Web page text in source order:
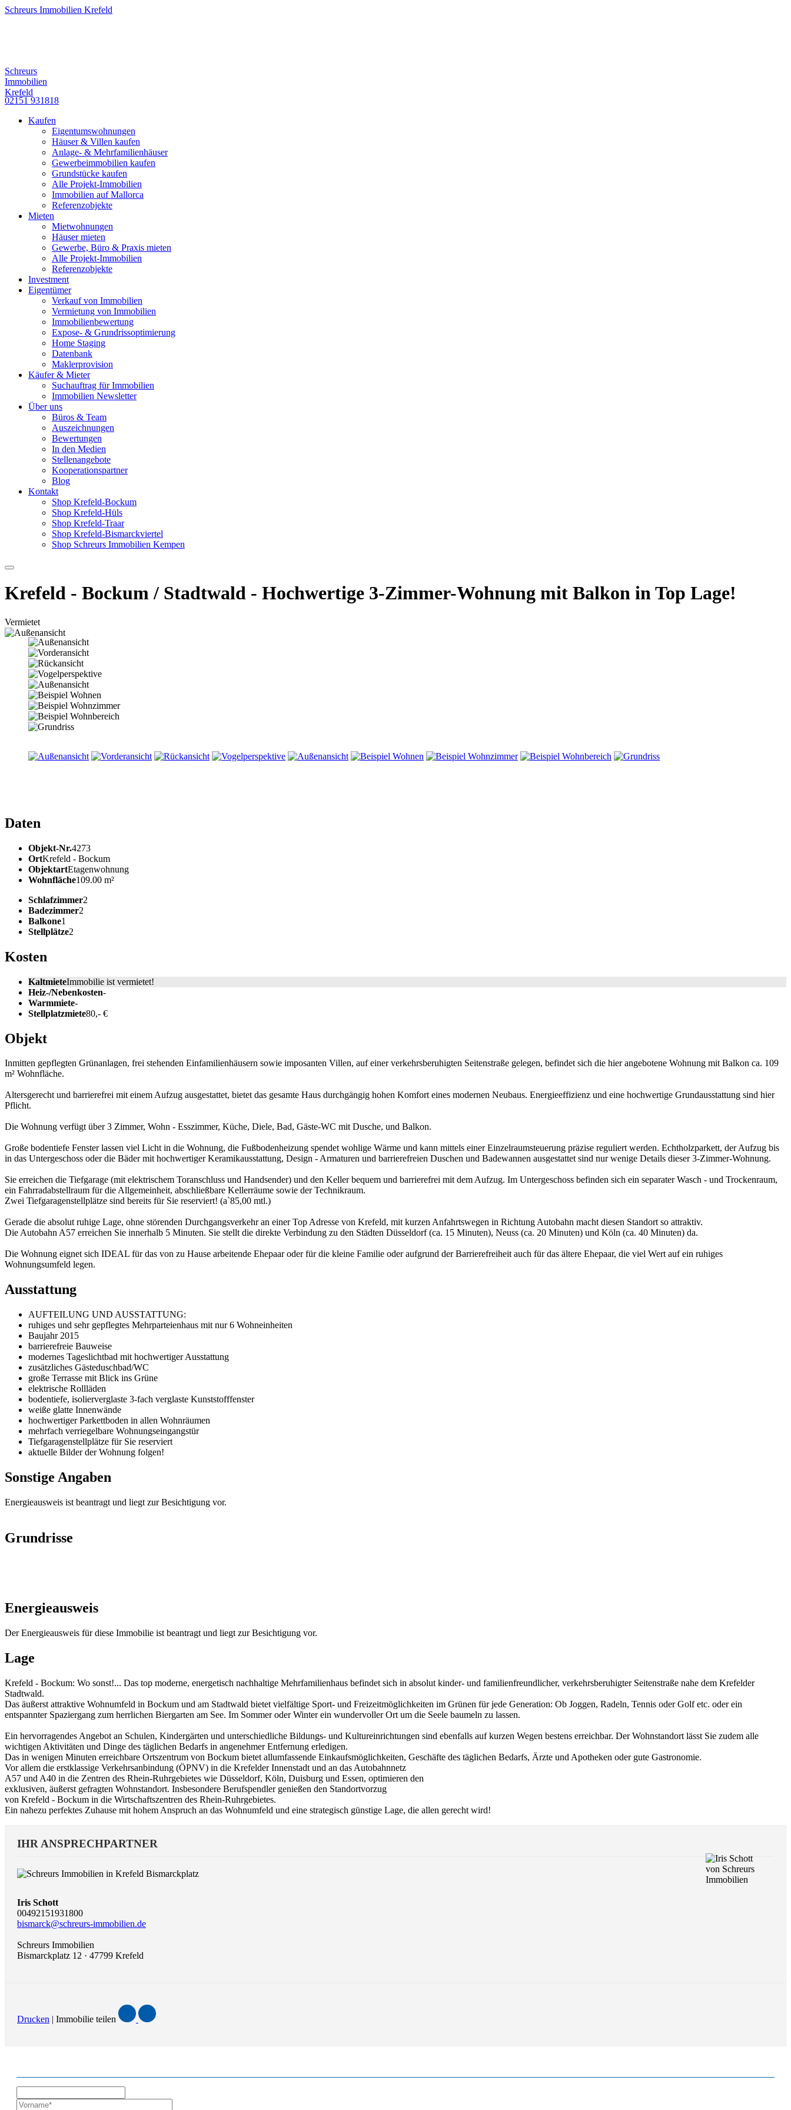
Schreurs Immobilien Krefeld
Schreurs
Immobilien
Krefeld
02151 931818
Kaufen
Eigentumswohnungen
Häuser & Villen kaufen
Anlage- & Mehrfamilienhäuser
Gewerbeimmobilien kaufen
Grundstücke kaufen
Alle Projekt-Immobilien
Immobilien auf Mallorca
Referenzobjekte
Mieten
Mietwohnungen
Häuser mieten
Gewerbe, Büro & Praxis mieten
Alle Projekt-Immobilien
Referenzobjekte
Investment
Eigentümer
Verkauf von Immobilien
Vermietung von Immobilien
Immobilienbewertung
Expose- & Grundrissoptimierung
Home Staging
Datenbank
Maklerprovision
Käufer & Mieter
Suchauftrag für Immobilien
Immobilien Newsletter
Über uns
Büros & Team
Auszeichnungen
Bewertungen
In den Medien
Stellenangebote
Kooperationspartner
Blog
Kontakt
Shop Krefeld-Bockum
Shop Krefeld-Hüls
Shop Krefeld-Traar
Shop Krefeld-Bismarckviertel
Shop Schreurs Immobilien Kempen
Krefeld - Bockum / Stadtwald - Hochwertige 3-Zimmer-Wohnung mit Balkon in Top Lage!
Vermietet
Daten
Objekt-Nr.4273
OrtKrefeld - Bockum
ObjektartEtagenwohnung
Wohnfläche109.00 m²
Schlafzimmer2
Badezimmer2
Balkone1
Stellplätze2
Kosten
KaltmieteImmobilie ist vermietet!
Heiz-/Nebenkosten-
Warmmiete-
Stellplatzmiete80,- €
Objekt
Inmitten gepflegten Grünanlagen, frei stehenden Einfamilienhäusern sowie imposanten Villen, auf einer verkehrsberuhigten Seitenstraße gelegen, befindet sich die hier angebotene Wohnung mit Balkon ca. 109
m² Wohnfläche.
Altersgerecht und barrierefrei mit einem Aufzug ausgestattet, bietet das gesamte Haus durchgängig hohen Komfort eines modernen Neubaus. Energieeffizienz und eine hochwertige Grundausstattung sind hier
Pflicht.
Die Wohnung verfügt über 3 Zimmer, Wohn - Esszimmer, Küche, Diele, Bad, Gäste-WC mit Dusche, und Balkon.
Große bodentiefe Fenster lassen viel Licht in die Wohnung, die Fußbodenheizung spendet wohlige Wärme und kann mittels einer Einzelraumsteuerung präzise reguliert werden. Echtholzparkett, der Aufzug bis
in das Untergeschoss oder die Bäder mit hochwertiger Keramikausstattung, Design - Armaturen und barrierefreien Duschen und Badewannen ausgestattet sind nur wenige Details dieser 3-Zimmer-Wohnung.
Sie erreichen die Tiefgarage (mit elektrischem Toranschluss und Handsender) und den Keller bequem und barrierefrei mit dem Aufzug. Im Untergeschoss befinden sich ein separater Wasch - und Trockenraum,
ein Fahrradabstellraum für die Allgemeinheit, abschließbare Kellerräume sowie der Technikraum.
Zwei Tiefgaragenstellplätze sind bereits für Sie reserviert! (a`85,00 mtl.)
Gerade die absolut ruhige Lage, ohne störenden Durchgangsverkehr an einer Top Adresse von Krefeld, mit kurzen Anfahrtswegen in Richtung Autobahn macht diesen Standort so attraktiv.
Die Autobahn A57 erreichen Sie innerhalb 5 Minuten. Sie stellt die direkte Verbindung zu den Städten Düsseldorf (ca. 15 Minuten), Neuss (ca. 20 Minuten) und Köln (ca. 40 Minuten) da.
Die Wohnung eignet sich IDEAL für das von zu Hause arbeitende Ehepaar oder für die kleine Familie oder aufgrund der Barrierefreiheit auch für das ältere Ehepaar, die viel Wert auf ein ruhiges
Wohnungsumfeld legen.
Ausstattung
AUFTEILUNG UND AUSSTATTUNG:
ruhiges und sehr gepflegtes Mehrparteienhaus mit nur 6 Wohneinheiten
Baujahr 2015
barrierefreie Bauweise
modernes Tageslichtbad mit hochwertiger Ausstattung
zusätzliches Gästeduschbad/WC
große Terrasse mit Blick ins Grüne
elektrische Rollläden
bodentiefe, isolierverglaste 3-fach verglaste Kunststofffenster
weiße glatte Innenwände
hochwertiger Parkettboden in allen Wohnräumen
mehrfach verriegelbare Wohnungseingangstür
Tiefgaragenstellplätze für Sie reserviert
aktuelle Bilder der Wohnung folgen!
Sonstige Angaben
Energieausweis ist beantragt und liegt zur Besichtigung vor.
Grundrisse
Energieausweis
Der Energieausweis für diese Immobilie ist beantragt und liegt zur Besichtigung vor.
Lage
Krefeld - Bockum: Wo sonst!... Das top moderne, energetisch nachhaltige Mehrfamilienhaus befindet sich in absolut kinder- und familienfreundlicher, verkehrsberuhigter Seitenstraße nahe dem Krefelder
Stadtwald.
Das äußerst attraktive Wohnumfeld in Bockum und am Stadtwald bietet vielfältige Sport- und Freizeitmöglichkeiten im Grünen für jede Generation: Ob Joggen, Radeln, Tennis oder Golf etc. oder ein
entspannter Spaziergang zum herrlichen Biergarten am See. Im Sommer oder Winter ein wundervoller Ort um die Seele baumeln zu lassen.
Ein hervorragendes Angebot an Schulen, Kindergärten und unterschiedliche Bildungs- und Kultureinrichtungen sind ebenfalls auf kurzen Wegen bestens erreichbar. Der Wohnstandort lässt Sie zudem alle
wichtigen Aktivitäten und Dinge des täglichen Bedarfs in angenehmer Entfernung erledigen.
Das in wenigen Minuten erreichbare Ortszentrum von Bockum bietet allumfassende Einkaufsmöglichkeiten, Geschäfte des täglichen Bedarfs, Ärzte und Apotheken oder gute Gastronomie.
Vor allem die erstklassige Verkehrsanbindung (ÖPNV) in die Krefelder Innenstadt und an das Autobahnnetz
A57 und A40 in die Zentren des Rhein-Ruhrgebietes wie Düsseldorf, Köln, Duisburg und Essen, optimieren den
exklusiven, äußerst gefragten Wohnstandort. Insbesondere Berufspendler genießen den Standortvorzug
von Krefeld - Bockum in die Wirtschaftszentren des Rhein-Ruhrgebietes.
Ein nahezu perfektes Zuhause mit hohem Anspruch an das Wohnumfeld und eine strategisch günstige Lage, die allen gerecht wird!
IHR ANSPRECHPARTNER
Iris Schott
00492151931800
bismarck@schreurs-immobilien.de
Schreurs Immobilien
Bismarckplatz 12 · 47799 Krefeld
Drucken | Immobilie teilen